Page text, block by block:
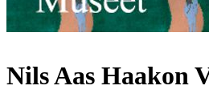
Nils Aas Haakon